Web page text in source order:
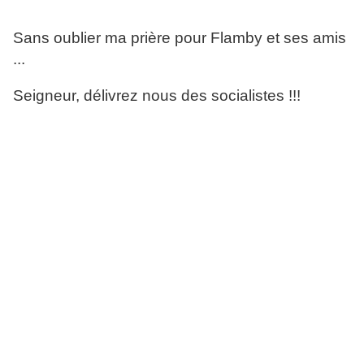
Sans oublier ma prière pour Flamby et ses amis
...
Seigneur, délivrez nous des socialistes !!!